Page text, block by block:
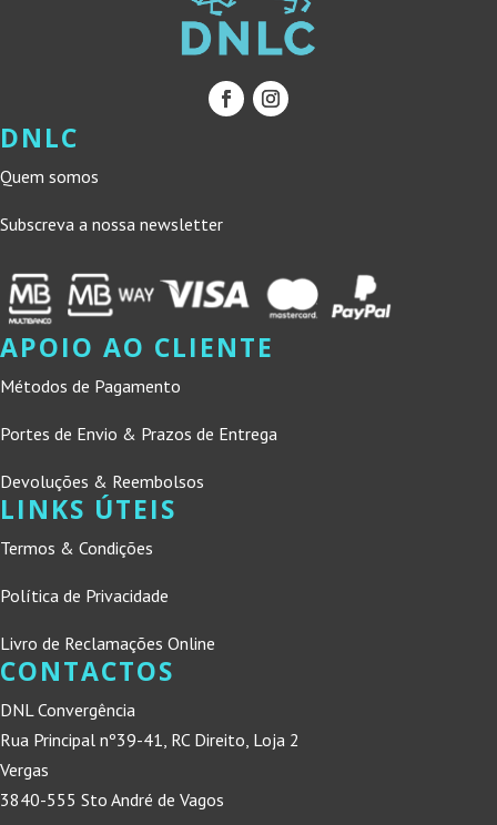
DNLC
Quem somos
Subscreva a nossa newsletter
APOIO AO CLIENTE
Métodos de Pagamento
Portes de Envio & Prazos de Entrega
Devoluções & Reembolsos
LINKS ÚTEIS
Termos & Condições
Política de Privacidade
Livro de Reclamações Online
CONTACTOS
DNL Convergência
Rua Principal nº39-41, RC Direito, Loja 2
Vergas
3840-555 Sto André de Vagos